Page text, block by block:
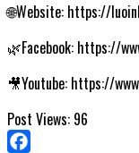
🌐Website: https://
🌿Facebook: https://
🎥Youtube: https://
Post Views: 96